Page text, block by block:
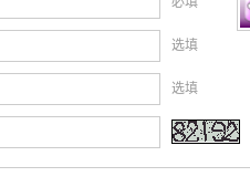
选填
选填